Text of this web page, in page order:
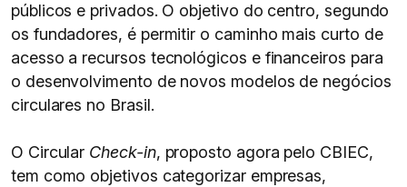
públicos e privados. O objetivo do centro, segundo
os fundadores, é permitir o caminho mais curto de
acesso a recursos tecnológicos e financeiros para
o desenvolvimento de novos modelos de negócios
circulares no Brasil.
O Circular Check-in, proposto agora pelo CBIEC,
tem como objetivos categorizar empresas,